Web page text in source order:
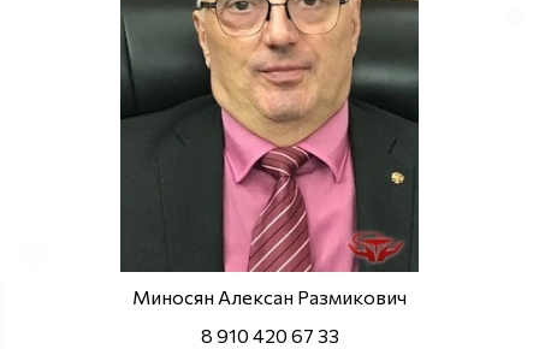
Миносян Алексан Размикович
8 910 420 67 33